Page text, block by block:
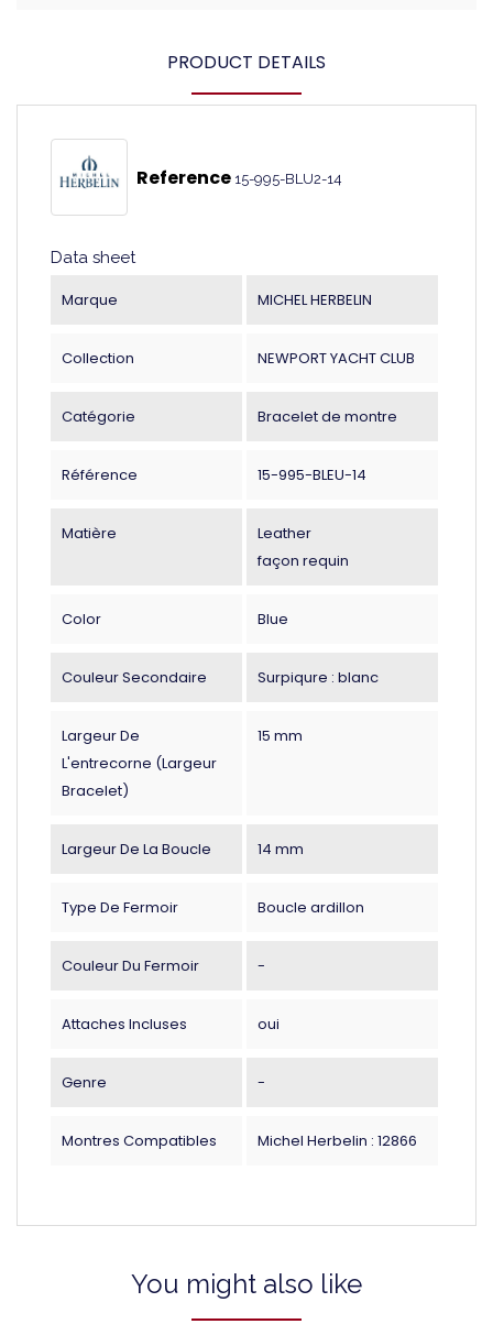
PRODUCT DETAILS
Reference 15-995-BLU2-14
Data sheet
Marque MICHEL HERBELIN
Collection NEWPORT YACHT CLUB
Catégorie Bracelet de montre
Référence 15-995-BLEU-14
Matière
Leather
façon requin
Color Blue
Couleur Secondaire Surpiqure : blanc
Largeur De
L'entrecorne (largeur
Bracelet)
15 mm
Largeur De La Boucle 14 mm
Type De Fermoir Boucle ardillon
Couleur Du Fermoir -
Attaches Incluses oui
Genre -
Montres Compatibles Michel Herbelin : 12866
You might also like